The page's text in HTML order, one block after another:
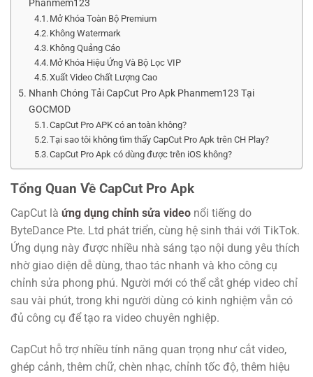
Phanmem123
Mở Khóa Toàn Bộ Premium
Không Watermark
Không Quảng Cáo
Mở Khóa Hiệu Ứng Và Bộ Lọc VIP
Xuất Video Chất Lượng Cao
Nhanh Chóng Tải CapCut Pro Apk Phanmem123 Tại
GOCMOD
CapCut Pro APK có an toàn không?
Tại sao tôi không tìm thấy CapCut Pro Apk trên CH Play?
CapCut Pro Apk có dùng được trên iOS không?
Tổng Quan Về CapCut Pro Apk
CapCut là ứng dụng chỉnh sửa video nổi tiếng do
ByteDance Pte. Ltd phát triển, cùng hệ sinh thái với TikTok.
Ứng dụng này được nhiều nhà sáng tạo nội dung yêu thích
nhờ giao diện dễ dùng, thao tác nhanh và kho công cụ
chỉnh sửa phong phú. Người mới có thể cắt ghép video chỉ
sau vài phút, trong khi người dùng có kinh nghiệm vẫn có
đủ công cụ để tạo ra video chuyên nghiệp.
CapCut hỗ trợ nhiều tính năng quan trọng như cắt video,
ghép cảnh, thêm chữ, chèn nhạc, chỉnh tốc độ, thêm hiệu